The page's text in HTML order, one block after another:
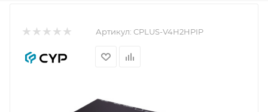
Артикул: CPLUS-V4H2HPIP